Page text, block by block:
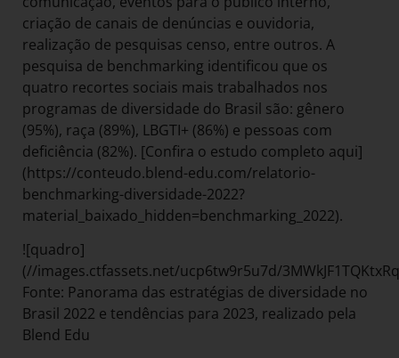
criação de canais de denúncias e ouvidoria,
realização de pesquisas censo, entre outros. A
pesquisa de benchmarking identificou que os
quatro recortes sociais mais trabalhados nos
programas de diversidade do Brasil são: gênero
(95%), raça (89%), LBGTI+ (86%) e pessoas com
deficiência (82%). [Confira o estudo completo aqui]
(https://conteudo.blend-edu.com/relatorio-
benchmarking-diversidade-2022?
material_baixado_hidden=benchmarking_2022).
![quadro]
(//images.ctfassets.net/ucp6tw9r5u7d/
Fonte: Panorama das estratégias de diversidade no
Brasil 2022 e tendências para 2023, realizado pela
Blend Edu